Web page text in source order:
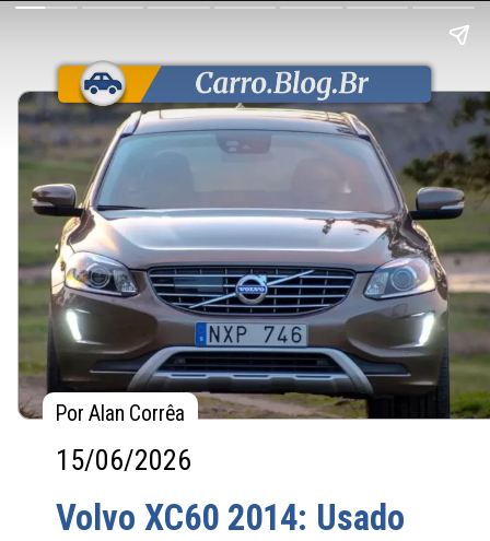
Volvo XC60 2014: Usado
Por Alan Corrêa
Por Alan Corrêa
15/06/2026